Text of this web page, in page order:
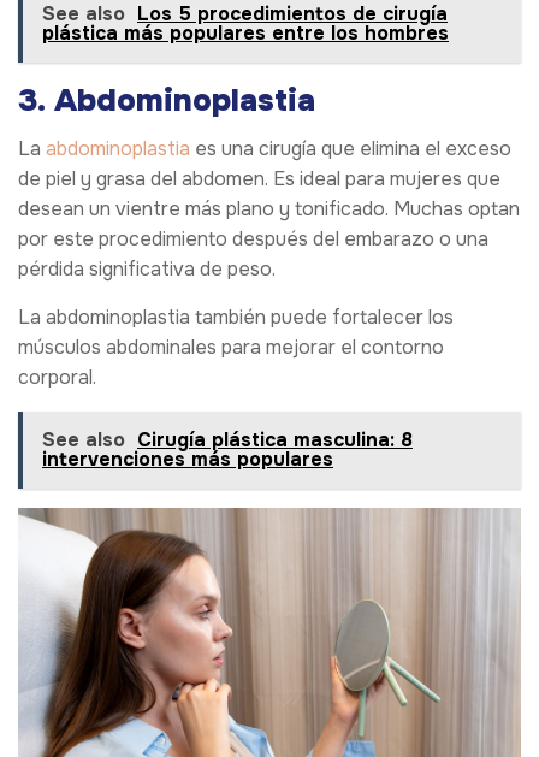
See also Los 5 procedimientos de cirugía
plástica más populares entre los hombres
3. Abdominoplastia
La abdominoplastia es una cirugía que elimina el exceso
de piel y grasa del abdomen. Es ideal para mujeres que
desean un vientre más plano y tonificado. Muchas optan
por este procedimiento después del embarazo o una
pérdida significativa de peso.
La abdominoplastia también puede fortalecer los
músculos abdominales para mejorar el contorno
corporal.
See also Cirugía plástica masculina: 8
intervenciones más populares